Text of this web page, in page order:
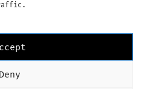
Deny